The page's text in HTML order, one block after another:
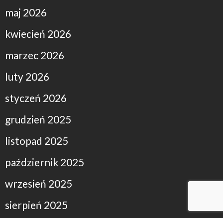
maj 2026
kwiecień 2026
marzec 2026
luty 2026
styczeń 2026
grudzień 2025
listopad 2025
październik 2025
wrzesień 2025
sierpień 2025